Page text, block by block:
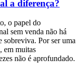
a diferença?
o papel do
sem venda não há
sobreviva. Por ser uma
em muitas
não é aprofundado.